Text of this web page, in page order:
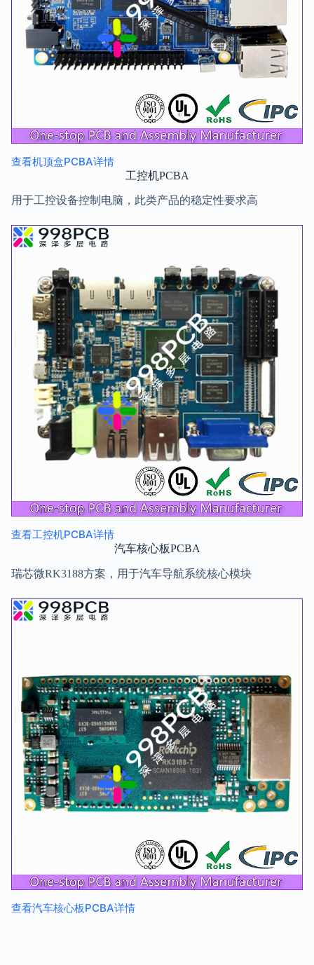
查看机顶盒PCBA详情
工控机PCBA
用于工控设备控制电脑，此类产品的稳定性要求高
查看工控机PCBA详情
汽车核心板PCBA
瑞芯微RK3188方案，用于汽车导航系统核心模块
查看汽车核心板PCBA详情